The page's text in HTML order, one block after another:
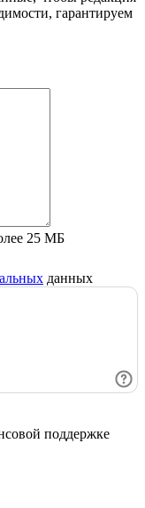
гарантируем
25 МБ
данных
поддержке